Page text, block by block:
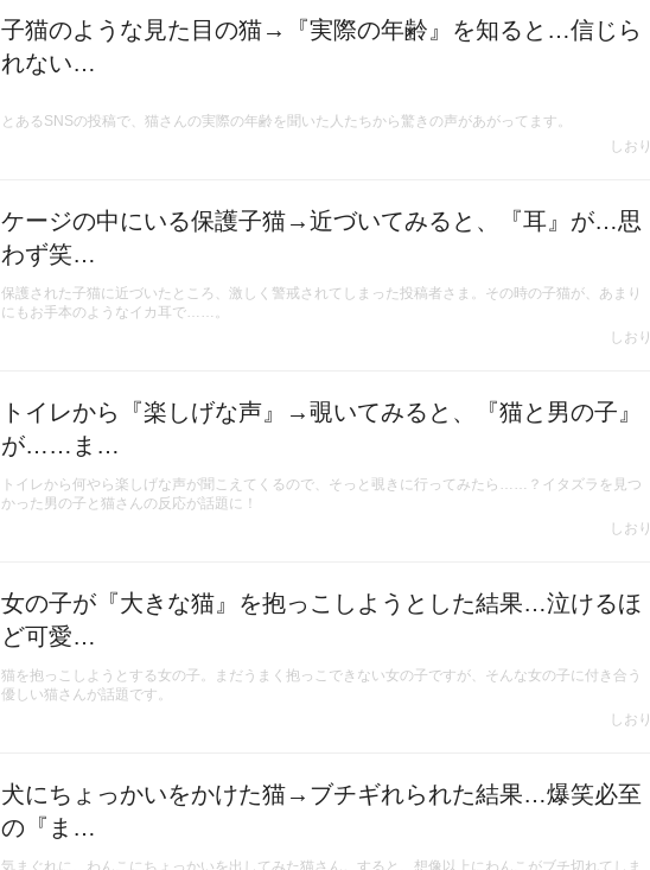
子猫のような見た目の猫→『実際の年齢』を知ると…信じら
れない…
とあるSNSの投稿で、猫さんの実際の年齢を聞いた人たちから驚きの声があがってます。
しおり
ケージの中にいる保護子猫→近づいてみると、『耳』が…思
わず笑…
保護された子猫に近づいたところ、激しく警戒されてしまった投稿者さま。その時の子猫が、あまり
にもお手本のようなイカ耳で……。
しおり
トイレから『楽しげな声』→覗いてみると、『猫と男の子』
が……ま…
トイレから何やら楽しげな声が聞こえてくるので、そっと覗きに行ってみたら……？イタズラを見つ
かった男の子と猫さんの反応が話題に！
しおり
女の子が『大きな猫』を抱っこしようとした結果…泣けるほ
ど可愛…
猫を抱っこしようとする女の子。まだうまく抱っこできない女の子ですが、そんな女の子に付き合う
優しい猫さんが話題です。
しおり
犬にちょっかいをかけた猫→ブチギれられた結果…爆笑必至
の『ま…
気まぐれに、わんこにちょっかいを出してみた猫さん。すると、想像以上にわんこがブチ切れてしま